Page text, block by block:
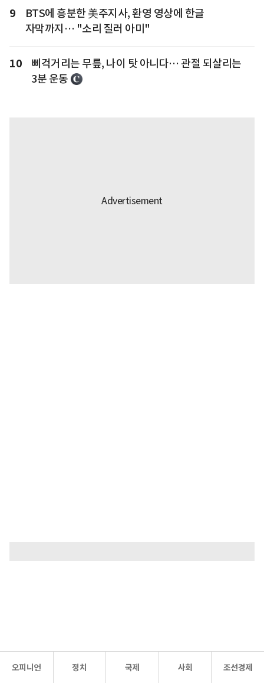
9
BTS에 흥분한 美주지사, 환영 영상에 한글
자막까지… "소리 질러 아미"
10
삐걱거리는 무릎, 나이 탓 아니다… 관절 되살리는
3분 운동
오피니언 정치 국제 사회 조선경제